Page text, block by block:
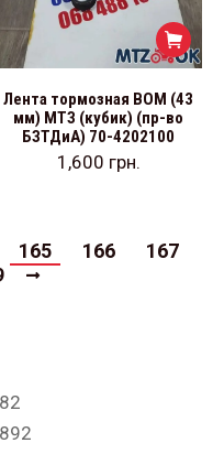
Лента тормозная ВОМ (43
мм) МТЗ (кубик) (пр-во
БЗТДиА) 70-4202100
1,600 грн.
165 166
167